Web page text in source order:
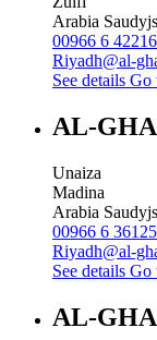
Arabia
00966 6
Riyadh@al-
See details Go
AL-
Unaiza
Madina
Arabia
00966 6
Riyadh@al-
See details Go
AL-